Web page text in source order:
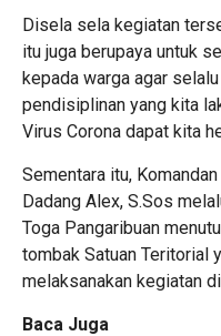
Disela sela kegiatan
itu juga berupaya untuk
kepada warga agar
pendisiplinan yang kita
Virus Corona dapat kita
Sementara itu,
Dadang Alex, S.Sos
Toga Pangaribuan
tombak Satuan Teritorial
melaksanakan kegiatan
Baca Juga